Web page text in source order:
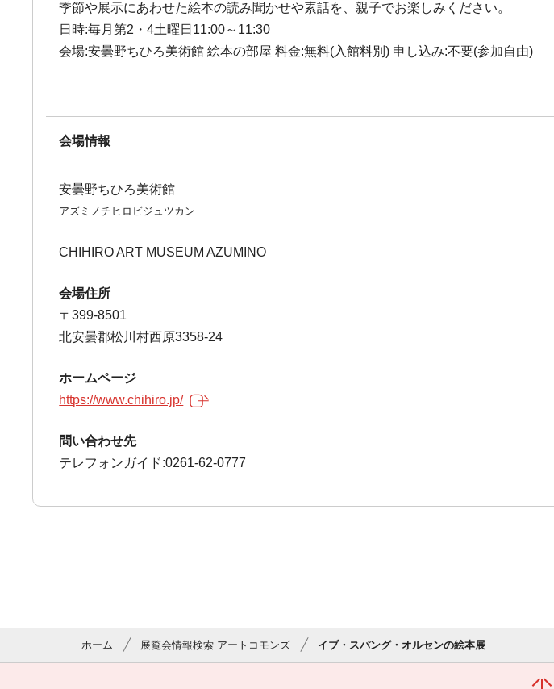
季節や展示にあわせた絵本の読み聞かせや素話を、親子でお楽しみください。
日時:毎月第2・4土曜日11:00～11:30
会場:安曇野ちひろ美術館 絵本の部屋 料金:無料(入館料別) 申し込み:不要(参加自由)
会場情報
安曇野ちひろ美術館
アズミノチヒロビジュツカン
CHIHIRO ART MUSEUM AZUMINO
会場住所
〒399-8501
北安曇郡松川村西原3358-24
ホームページ
https://www.chihiro.jp/
問い合わせ先
テレフォンガイド:0261-62-0777
ホーム 展覧会情報検索 アートコモンズ イブ・スパング・オルセンの絵本展